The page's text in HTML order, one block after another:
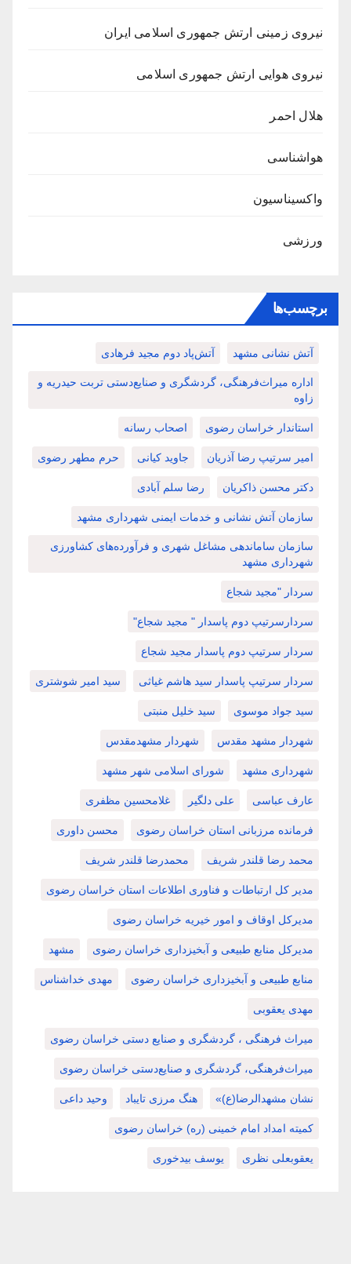
نیروی زمینی ارتش جمهوری اسلامی ایران
نیروی هوایی ارتش جمهوری اسلامی
هلال احمر
هواشناسی
واکسیناسیون
ورزشی
برچسب‌ها
آتش نشانی مشهد آتش‌پاد دوم مجید فرهادی
اداره میراث‌فرهنگی، گردشگری و صنایع‌دستی تربت حیدریه و
زاوه
استاندار خراسان رضوی اصحاب رسانه
امیر سرتیپ رضا آذریان جاوید کیانی حرم مطهر رضوی
دکتر محسن ذاکریان رضا سلم آبادی
سازمان آتش نشانی و خدمات ایمنی شهرداری مشهد
سازمان ساماندهی مشاغل شهری و فرآورده‌های کشاورزی
شهرداری مشهد
سردار "مجید شجاع
سردارسرتیپ دوم پاسدار " مجید شجاع"
سردار سرتیپ دوم پاسدار مجید شجاع
سردار سرتیپ پاسدار سید هاشم غیاثی سید امیر شوشتری
سید جواد موسوی سید خلیل منبتی
شهردار مشهد مقدس شهردار مشهدمقدس
شهرداری مشهد شورای اسلامی شهر مشهد
عارف عباسی علی دلگیر غلامحسین مظفری
فرمانده مرزبانی استان خراسان رضوی محسن داوری
محمد رضا قلندر شریف محمدرضا قلندر شریف
مدیر کل ارتباطات و فناوری اطلاعات استان خراسان رضوی
مدیرکل اوقاف و امور خیریه خراسان رضوی
مدیرکل منابع طبیعی و آبخیزداری خراسان رضوی مشهد
منابع طبیعی و آبخیزداری خراسان رضوی مهدی خداشناس
مهدی یعقوبی
میراث فرهنگی ، گردشگری و صنایع دستی خراسان رضوی
میراث‌فرهنگی، گردشگری و صنایع‌دستی خراسان رضوی
نشان مشهدالرضا(ع)» هنگ مرزی تایباد وحید داعی
کمیته امداد امام خمینی (ره) خراسان رضوی
یعقوبعلی نظری یوسف بیدخوری